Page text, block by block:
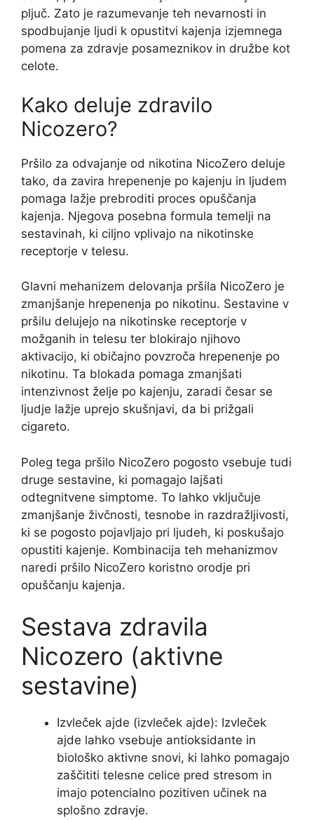
pljuč. Zato je razumevanje teh nevarnosti in
spodbujanje ljudi k opustitvi kajenja izjemnega
pomena za zdravje posameznikov in družbe kot
celote.
Kako deluje zdravilo
Nicozero?
Pršilo za odvajanje od nikotina NicoZero deluje
tako, da zavira hrepenenje po kajenju in ljudem
pomaga lažje prebroditi proces opuščanja
kajenja. Njegova posebna formula temelji na
sestavinah, ki ciljno vplivajo na nikotinske
receptorje v telesu.
Glavni mehanizem delovanja pršila NicoZero je
zmanjšanje hrepenenja po nikotinu. Sestavine v
pršilu delujejo na nikotinske receptorje v
možganih in telesu ter blokirajo njihovo
aktivacijo, ki običajno povzroča hrepenenje po
nikotinu. Ta blokada pomaga zmanjšati
intenzivnost želje po kajenju, zaradi česar se
ljudje lažje uprejo skušnjavi, da bi prižgali
cigareto.
Poleg tega pršilo NicoZero pogosto vsebuje tudi
druge sestavine, ki pomagajo lajšati
odtegnitvene simptome. To lahko vključuje
zmanjšanje živčnosti, tesnobe in razdražljivosti,
ki se pogosto pojavljajo pri ljudeh, ki poskušajo
opustiti kajenje. Kombinacija teh mehanizmov
naredi pršilo NicoZero koristno orodje pri
opuščanju kajenja.
Sestava zdravila
Nicozero (aktivne
sestavine)
Izvleček ajde (izvleček ajde): Izvleček
ajde lahko vsebuje antioksidante in
biološko aktivne snovi, ki lahko pomagajo
zaščititi telesne celice pred stresom in
imajo potencialno pozitiven učinek na
splošno zdravje.